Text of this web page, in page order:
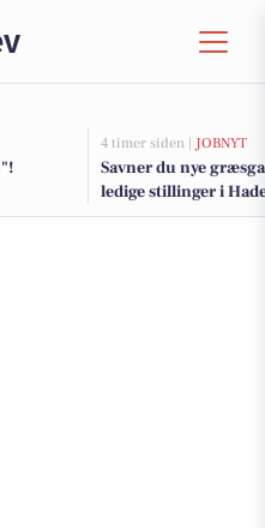
4 timer siden | JOBNYT
Savner du nye
ledige stillinger i